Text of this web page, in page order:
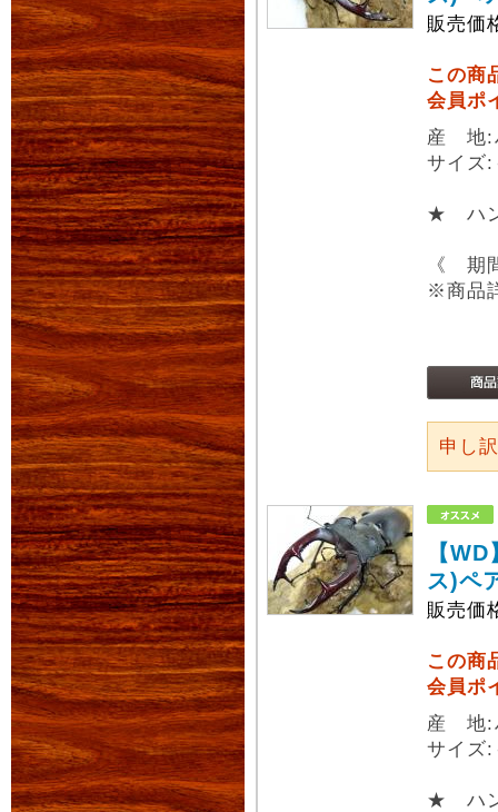
販売価
この商
会員ポ
産 地:
サイ
★ ハ
《 期
※商品
申し
【
ス)ペ
販売価
この商
会員ポ
産 地:
サイ
★ ハ